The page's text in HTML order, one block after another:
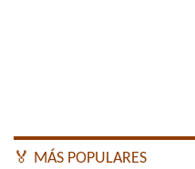
🏅 MÁS POPULARES